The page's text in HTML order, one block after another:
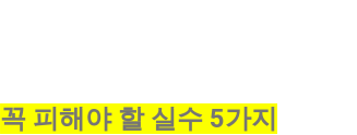
꼭 피해야 할 실수 5가지